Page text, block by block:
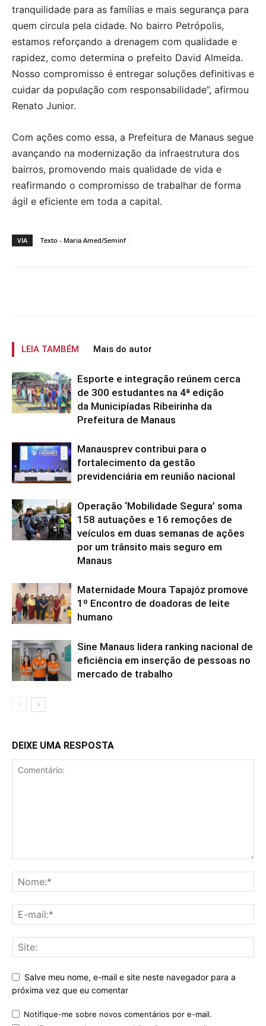
tranquilidade para as famílias e mais segurança para
quem circula pela cidade. No bairro Petrópolis,
estamos reforçando a drenagem com qualidade e
rapidez, como determina o prefeito David Almeida.
Nosso compromisso é entregar soluções definitivas e
cuidar da população com responsabilidade”, afirmou
Renato Junior.
Com ações como essa, a Prefeitura de Manaus segue
avançando na modernização da infraestrutura dos
bairros, promovendo mais qualidade de vida e
reafirmando o compromisso de trabalhar de forma
ágil e eficiente em toda a capital.
VIA Texto - Maria Amed/Seminf
LEIA TAMBÉM Mais do autor
Esporte e integração reúnem cerca
de 300 estudantes na 4ª edição
da Municipíadas Ribeirinha da
Prefeitura de Manaus
Manausprev contribui para o
fortalecimento da gestão
previdenciária em reunião nacional
Operação ‘Mobilidade Segura’ soma
158 autuações e 16 remoções de
veículos em duas semanas de ações
por um trânsito mais seguro em
Manaus
Maternidade Moura Tapajóz promove
1º Encontro de doadoras de leite
humano
Sine Manaus lidera ranking nacional de
eficiência em inserção de pessoas no
mercado de trabalho
DEIXE UMA RESPOSTA
Salve meu nome, e-mail e site neste navegador para a
próxima vez que eu comentar
Notifique-me sobre novos comentários por e-mail.